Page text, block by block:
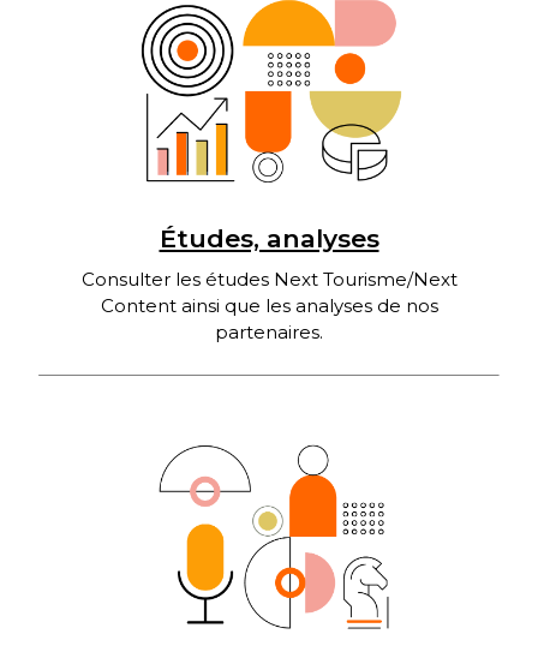
Études, analyses
Consulter les études Next Tourisme/Next
Content ainsi que les analyses de nos
partenaires.